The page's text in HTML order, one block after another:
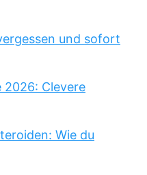
und sofort
2026: Clevere
Wie du